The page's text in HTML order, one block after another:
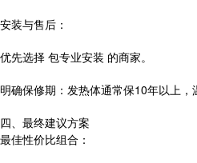
安装与售后：
优先选择 包专业安装 的商家。
明确保修期：发热体通常保10年以上，
四、最终建议方案
最佳性价比组合：